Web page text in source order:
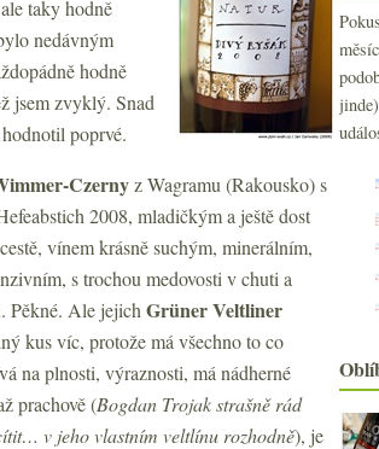
taky hodně
nedávným
hodně
jsem zvyklý. Snad
poprvé.
Czernyz Wagramu (Rakousko) s
2008, mladičkým a ještě dost
vínem krásně suchým, minerálním,
s trochou medovosti v chuti a
Pěkné. Ale jejich Grüner Veltliner
kus víc, protože má všechno to co
na plnosti, výraznosti, má nádherné
prachově (Bogdan Trojak strašně rád
v jeho vlastním veltlínu rozhodně), je